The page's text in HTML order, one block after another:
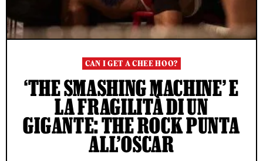
CAN I GET A CHEE HOO?
‘THE SMASHING MACHINE’ E
LA FRAGILITÀ DI UN
GIGANTE: THE ROCK PUNTA
ALL’OSCAR